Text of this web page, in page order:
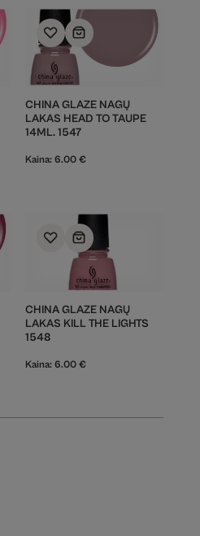
CHINA GLAZE NAGŲ
LAKAS HEAD TO TAUPE
14ML. 1547
Kaina: 6.00 €
CHINA GLAZE NAGŲ
LAKAS KILL THE LIGHTS
1548
Kaina: 6.00 €